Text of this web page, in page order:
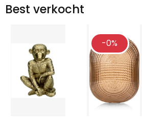
Best verkocht
-0%